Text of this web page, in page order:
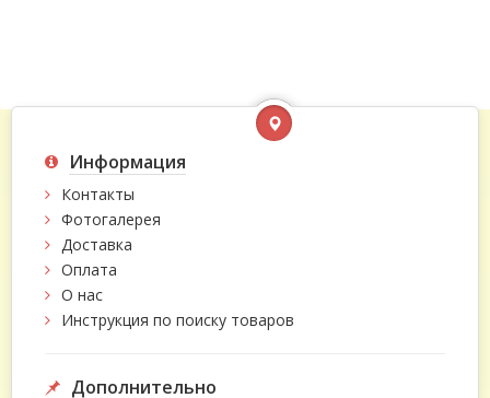
Информация
Контакты
Фотогалерея
Доставка
Оплата
О нас
Инструкция по поиску товаров
Дополнительно